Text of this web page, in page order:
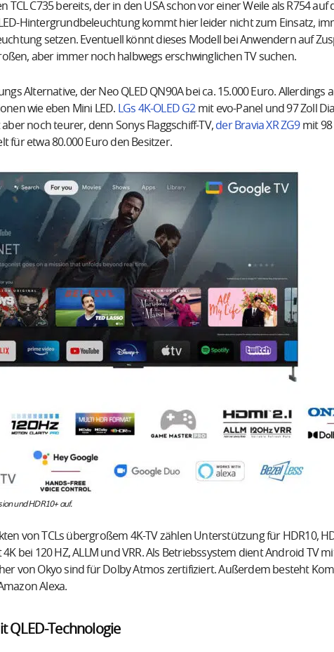
TCL C735 bereits, der in den USA schon vor einer Weile als R754 auf
Hintergrundbeleuchtung kommt hier leider nicht zum Einsatz,
setzen. Eventuell könnt dieses Modell bei Anwendern auf
aber immer noch halbwegs erschwinglichen TV suchen.
Alternative, der Neo QLED QN90A bei ca. 15.000 Euro. Allerdings
wie eben Mini LED. LGs 4K-OLED G2mit evo-Panel und 97 Zoll
aber noch teurer, denn Sonys Flaggschiff-TV, der Bravia XR ZG9mit 98
für etwa 80.000 Euro den Besitzer.
und HDR10+ auf.
von TCLs übergroßem 4K-TV zählen Unterstützung für HDR10,
bei 120 HZ, ALLM und VRR. Als Betriebssystem dient Android TV
von Okyo sind für Dolby Atmos zertifiziert. Außerdem besteht
Alexa.
QLED-Technologie